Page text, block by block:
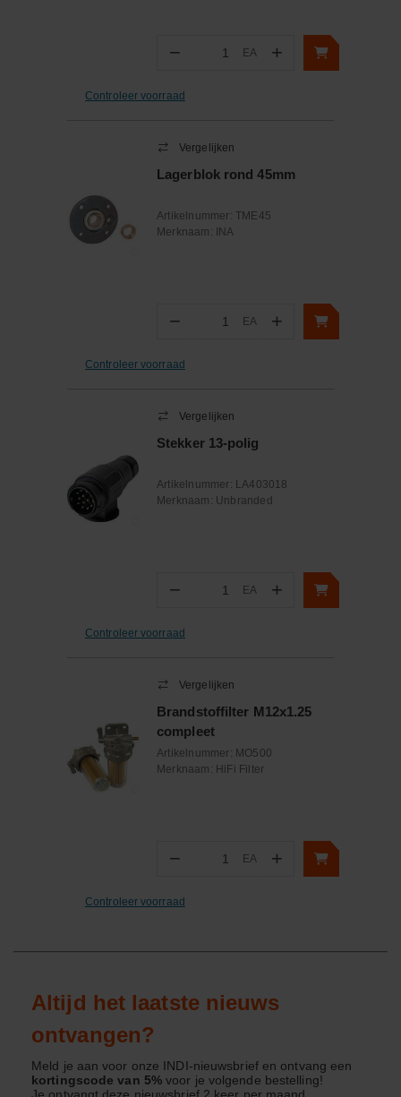
− Aantal
EA +
Controleer voorraad
Vergelijken
Lagerblok rond 45mm
Artikelnummer: TME45
Merknaam:
INA
− Aantal
EA +
Controleer voorraad
Vergelijken
Stekker 13-polig
Artikelnummer: LA403018
Merknaam: Unbranded
− Aantal
EA +
Controleer voorraad
Vergelijken
Brandstoffilter M12x1.25
compleet
Artikelnummer: MO500
Merknaam: HiFi Filter
− Aantal
EA +
Controleer voorraad
Altijd het laatste nieuws
ontvangen?
Meld je aan voor onze INDI-nieuwsbrief en ontvang een
kortingscode van 5%voor je volgende bestelling!